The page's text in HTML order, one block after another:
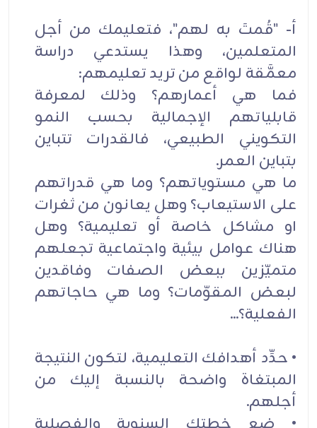
أ- "قُمتَ به لهم"، فتعليمك من أجل
المتعلمين، وهذا يستدعي دراسة
معمَّقة لواقع من تريد تعليمهم:
فما هي أعمارهم؟ وذلك لمعرفة
قابلياتهم الإجمالية بحسب النمو
التكويني الطبيعي، فالقدرات تتباين
بتباين العمر.
ما هي مستوياتهم؟ وما هي قدراتهم
على الاستيعاب؟ وهل يعانون من ثغرات
او مشاكل خاصة أو تعليمية؟ وهل
هناك عوامل بيئية واجتماعية تجعلهم
متميّزين ببعض الصفات وفاقدين
لبعض المقوّمات؟ وما هي حاجاتهم
الفعلية؟...
• حدِّد أهدافك التعليمية، لتكون النتيجة
المبتغاة واضحة بالنسبة إليك من
أجلهم.